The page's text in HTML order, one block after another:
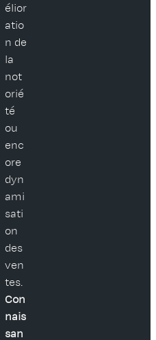
élior
atio
n de
la
not
orié
té
ou
enc
ore
dyn
ami
sati
on
des
ven
tes.
Con
nais
san